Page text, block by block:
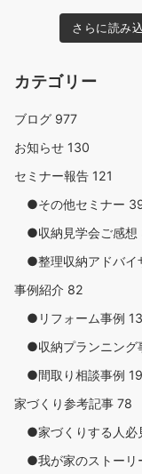
さらに読み
カテゴリー
ブログ 977
お知らせ 130
セミナー報告 121
●その他セミナー
●収納見学会ご感想
●整理収納アドバイ
事例紹介 82
●リフォーム事例 13
●収納プランニング
●間取り相談事例 19
家づくり参考記事 78
●家づくりする人必
●我が家のストーリ